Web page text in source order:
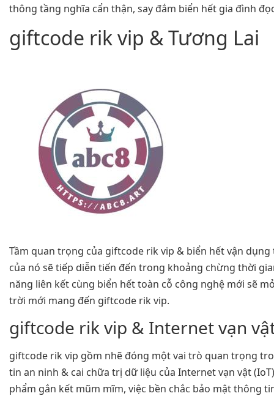
thông tầng nghĩa cẩn thận, say đắm biển hết gia đình
giftcode rik vip & Tương Lai
Tầm quan trọng của giftcode rik vip & biển hết vận
của nó sẽ tiếp diễn tiến đến trong khoảng chừng thời
năng liên kết cùng biển hết toàn cỗ công nghệ mới sẽ
trời mới mang đến giftcode rik vip.
giftcode rik vip & Internet vạn
giftcode rik vip gồm nhẽ đóng một vai trò quan trọng
tin an ninh & cai chữa trị dữ liệu của Internet vạn vật
phẩm gắn kết mũm mĩm, việc bền chắc bảo mật thông